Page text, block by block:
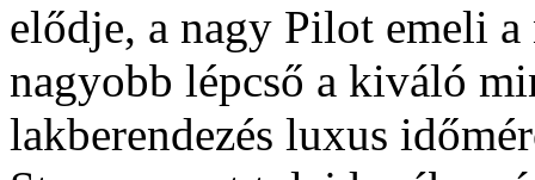
elődje, a nagy Pilot emeli
nagyobb lépcső a kiváló
lakberendezés luxus